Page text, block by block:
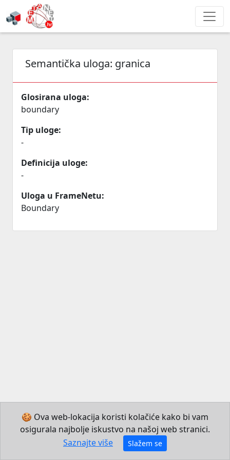
Semantička uloga: granica
Glosirana uloga:
boundary
Tip uloge:
-
Definicija uloge:
-
Uloga u FrameNetu:
Boundary
🍪 Ova web-lokacija koristi kolačiće kako bi vam
osigurala najbolje iskustvo na našoj web stranici.
Saznajte više
Slažem se
© 2026 Institut za hrvatski jezik i jezikoslovlje
Izradio JB Mechatronics